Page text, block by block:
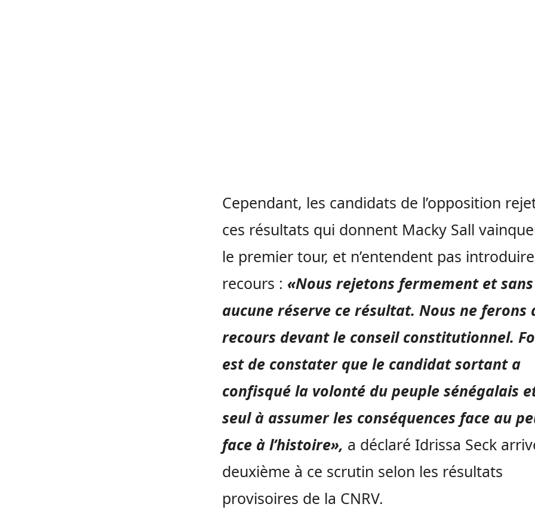
Cependant, les candidats de l’opposition
ces résultats qui donnent Macky Sall
le premier tour, et n’entendent pas
recours : «Nous rejetons fermement et sans
aucune réserve ce résultat. Nous ne ferons
recours devant le conseil constitutionnel.
est de constater que le candidat sortant a
confisqué la volonté du peuple sénégalais
seul à assumer les conséquences face au
face à l’histoire», a déclaré Idrissa Seck
deuxième à ce scrutin selon les résultats
provisoires de la CNRV.